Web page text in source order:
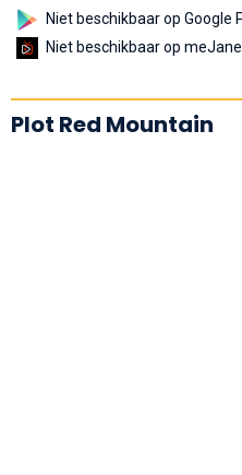
Niet beschikbaar op Google
Niet beschikbaar op meJane
Plot Red Mountain